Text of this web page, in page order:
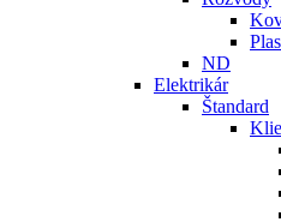
ND
Elektrikár
Štandard